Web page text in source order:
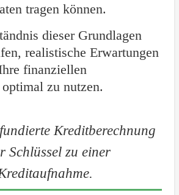
tragen können.
dieser Grundlagen
realistische Erwartungen
finanziellen
zu nutzen.
Kreditberechnung
Schlüssel zu einer